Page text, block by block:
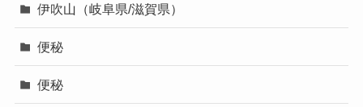
伊吹山（岐阜県/滋賀県）
便秘
便秘